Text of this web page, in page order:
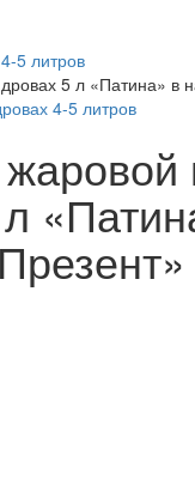
5 литров
5 л «Патина» в
4-5 литров